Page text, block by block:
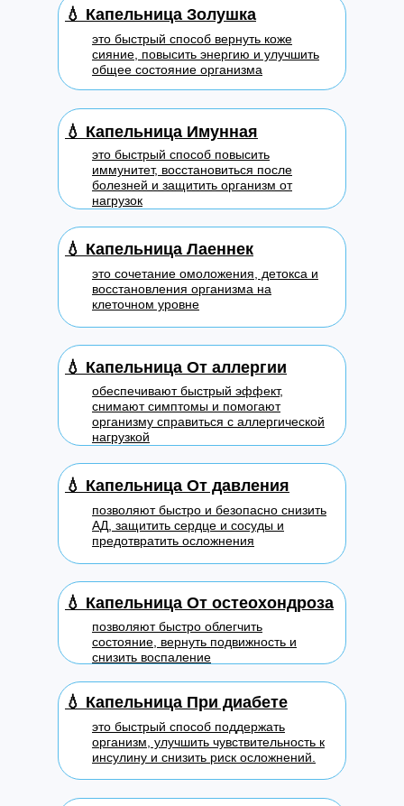
💧 Капельница Золушка
это быстрый способ вернуть коже
сияние, повысить энергию и улучшить
общее состояние организма
💧 Капельница Имунная
это быстрый способ повысить
иммунитет, восстановиться после
болезней и защитить организм от
нагрузок
💧 Капельница Лаеннек
это сочетание омоложения, детокса и
восстановления организма на
клеточном уровне
💧 Капельница От аллергии
обеспечивают быстрый эффект,
снимают симптомы и помогают
организму справиться с аллергической
нагрузкой
💧 Капельница От давления
позволяют быстро и безопасно снизить
АД, защитить сердце и сосуды и
предотвратить осложнения
💧 Капельница От остеохондроза
позволяют быстро облегчить
состояние, вернуть подвижность и
снизить воспаление
💧 Капельница При диабете
это быстрый способ поддержать
организм, улучшить чувствительность к
инсулину и снизить риск осложнений.